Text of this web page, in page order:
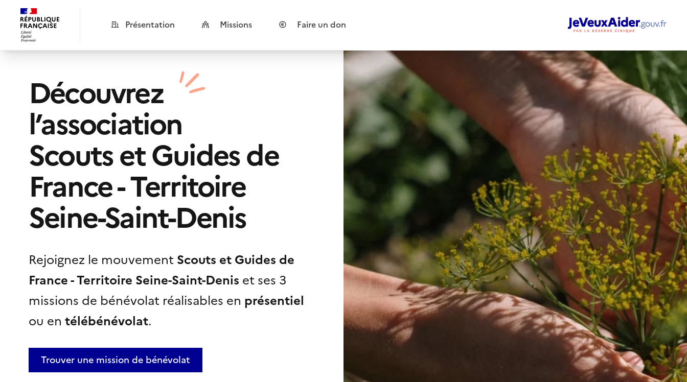
Présentation Missions Faire un don
Découvrez
l’association
Scouts et Guides de
France - Territoire
Seine-Saint-Denis
Rejoignez le mouvementScouts et Guides de
France - Territoire Seine-Saint-Denis et ses 3
missions de bénévolat réalisables en présentiel
ou en télébénévolat.
Trouver une mission de bénévolat